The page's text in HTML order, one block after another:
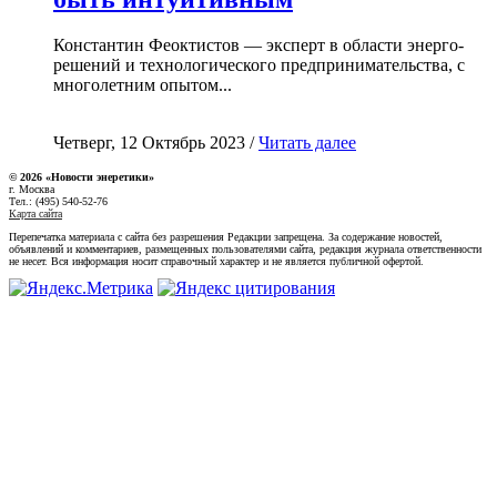
Константин Феоктистов — эксперт в области энерго-
решений и технологического предпринимательства, с
многолетним опытом...
Четверг, 12 Октябрь 2023 /Читать далее
© 2026 «Новости энеретики»
г. Москва
Тел.: (495) 540-52-76
Карта сайта
Перепечатка материала с сайта без разрешения Редакции запрещена. За содержание новостей,
объявлений и комментариев, размещенных пользователями сайта, редакция журнала ответственности
не несет. Вся информация носит справочный характер и не является публичной офертой.